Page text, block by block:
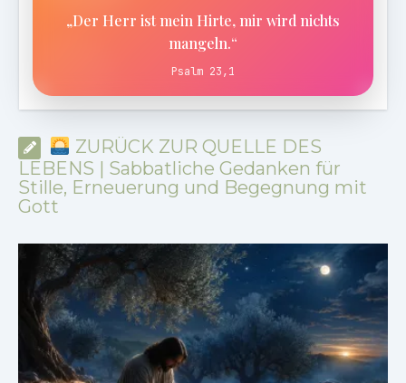
„Der Herr ist mein Hirte, mir wird nichts
mangeln.“
Psalm 23,1
ZURÜCK ZUR QUELLE DES
LEBENS | Sabbatliche Gedanken für
Stille, Erneuerung und Begegnung mit
Gott